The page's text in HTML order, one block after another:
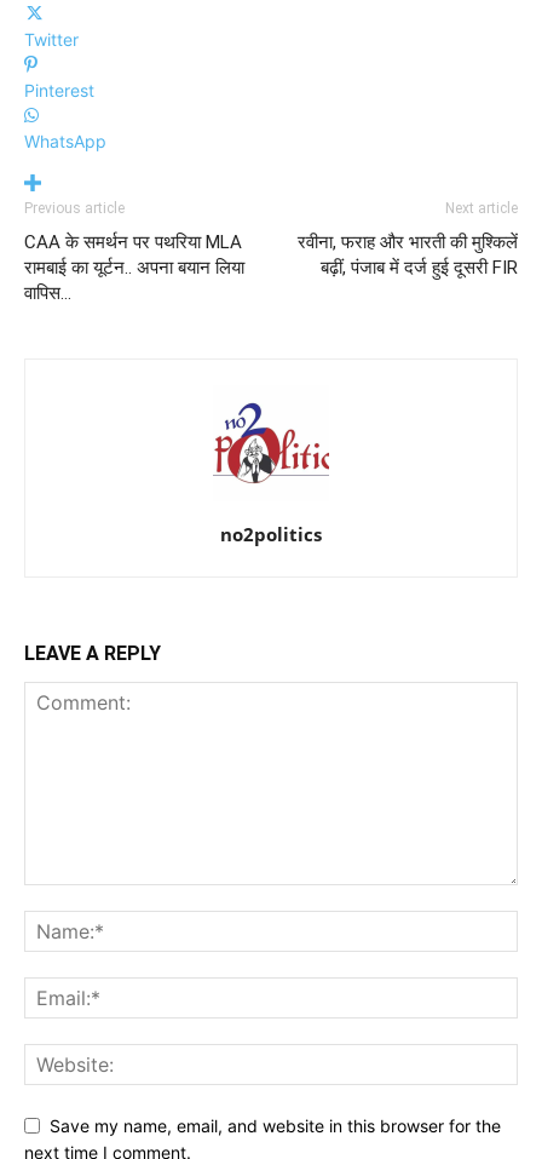
Twitter
Pinterest
WhatsApp
Previous article
CAA के समर्थन पर पथरिया MLA
रामबाई का यूर्टन.. अपना बयान लिया
वापिस…
Next article
रवीना, फराह और भारती की मुश्किलें
बढ़ीं, पंजाब में दर्ज हुई दूसरी FIR
no2politics
LEAVE A REPLY
Save my name, email, and website in this browser for the
next time I comment.